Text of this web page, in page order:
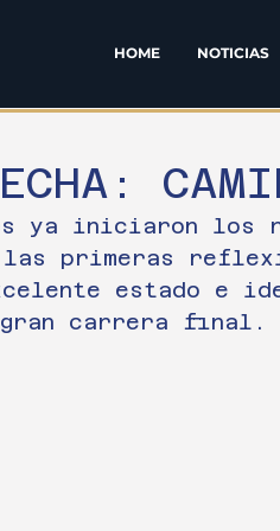
HOME NOTICIAS
ya iniciaron los
primeras
estado e
carrera final.